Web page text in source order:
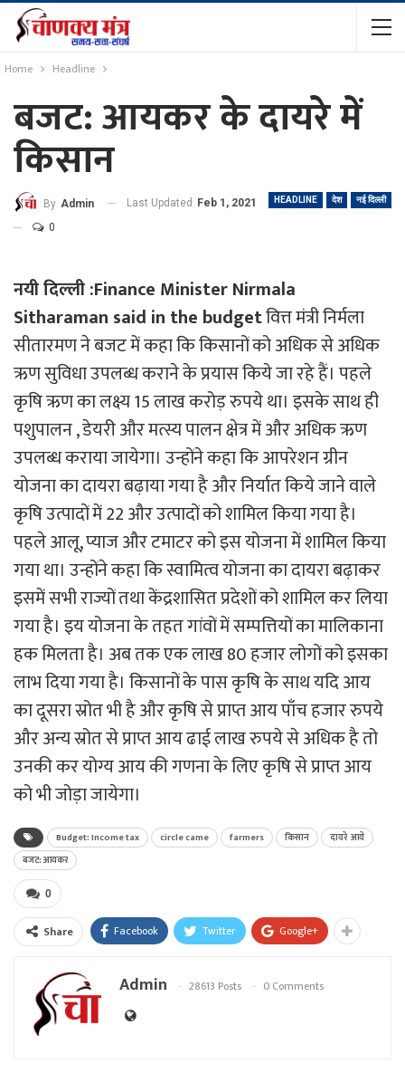
Home Headline
बजट: आयकर के दायरे में
किसान
HEADLINE देश नई दिल्ली
By Admin Last Updated
Feb 1, 2021
0
नयी दिल्ली :Finance Minister Nirmala
Sitharaman said in the budgetवित्त मंत्री निर्मला
सीतारमण ने बजट में कहा कि किसानों को अधिक से अधिक
ऋण सुविधा उपलब्ध कराने के प्रयास किये जा रहे हैं। पहले
कृषि ऋण का लक्ष्य 15 लाख करोड़ रुपये था। इसके साथ ही
पशुपालन , डेयरी और मत्स्य पालन क्षेत्र में और अधिक ऋण
उपलब्ध कराया जायेगा। उन्होंने कहा कि आपरेशन ग्रीन
योजना का दायरा बढ़ाया गया है और निर्यात किये जाने वाले
कृषि उत्पादों में 22 और उत्पादों को शामिल किया गया है।
पहले आलू, प्याज और टमाटर को इस योजना में शामिल किया
गया था। उन्होंने कहा कि स्वामित्व योजना का दायरा बढ़ाकर
इसमें सभी राज्यों तथा केंद्रशासित प्रदेशों को शामिल कर लिया
गया है। इय योजना के तहत गांवों में सम्पत्तियों का मालिकाना
हक मिलता है। अब तक एक लाख 80 हजार लोगों को इसका
लाभ दिया गया है। किसानों के पास कृषि के साथ यदि आय
का दूसरा स्रोत भी है और कृषि से प्राप्त आय पाँच हजार रुपये
और अन्य स्रोत से प्राप्त आय ढाई लाख रुपये से अधिक है तो
उनकी कर योग्य आय की गणना के लिए कृषि से प्राप्त आय
को भी जोड़ा जायेगा।
Budget: Income tax circle came farmers किसान
दायरे आये
बजट: आयकर
0
Share Facebook Twitter Google+
Admin 28613 Posts 0 Comments